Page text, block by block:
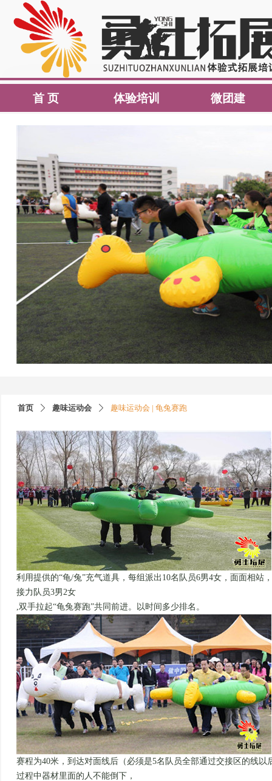
首 页 体验培训 微团建
利用提供的“龟/兔”充气道具，每组派出 10名队员6男4女，面面相站
接力队员3男2女
,双手拉起“龟兔赛跑”共同前进。以时间多少排名。
赛程为40米，到达对面线后（必须是5名队员全部通过交接区的线以
过程中器材里面的人不能倒下，
首页 ꄲ 趣味运动会 ꄲ 趣味运动会 | 龟兔赛跑